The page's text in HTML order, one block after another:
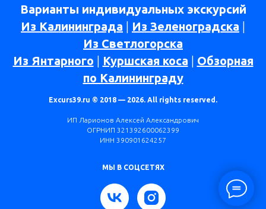
Варианты индивидуальных экскурсий
Из Калининграда
Из Зеленоградска
Из Светлогорска
Из Янтарного
Куршская коса
Обзорная
по Калининграду
Excurs39.ru © 2018 — 2026. All rights reserved.
ИП Ларионов Алексей Александрович
ОГРНИП 321392600062399
ИНН 390901624257
МЫ В СОЦСЕТЯХ